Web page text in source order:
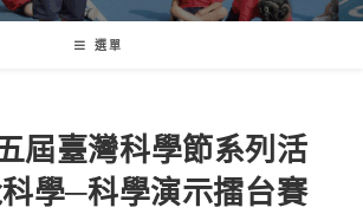
選單
屆臺灣科學節系列活
學─科學演示擂台賽